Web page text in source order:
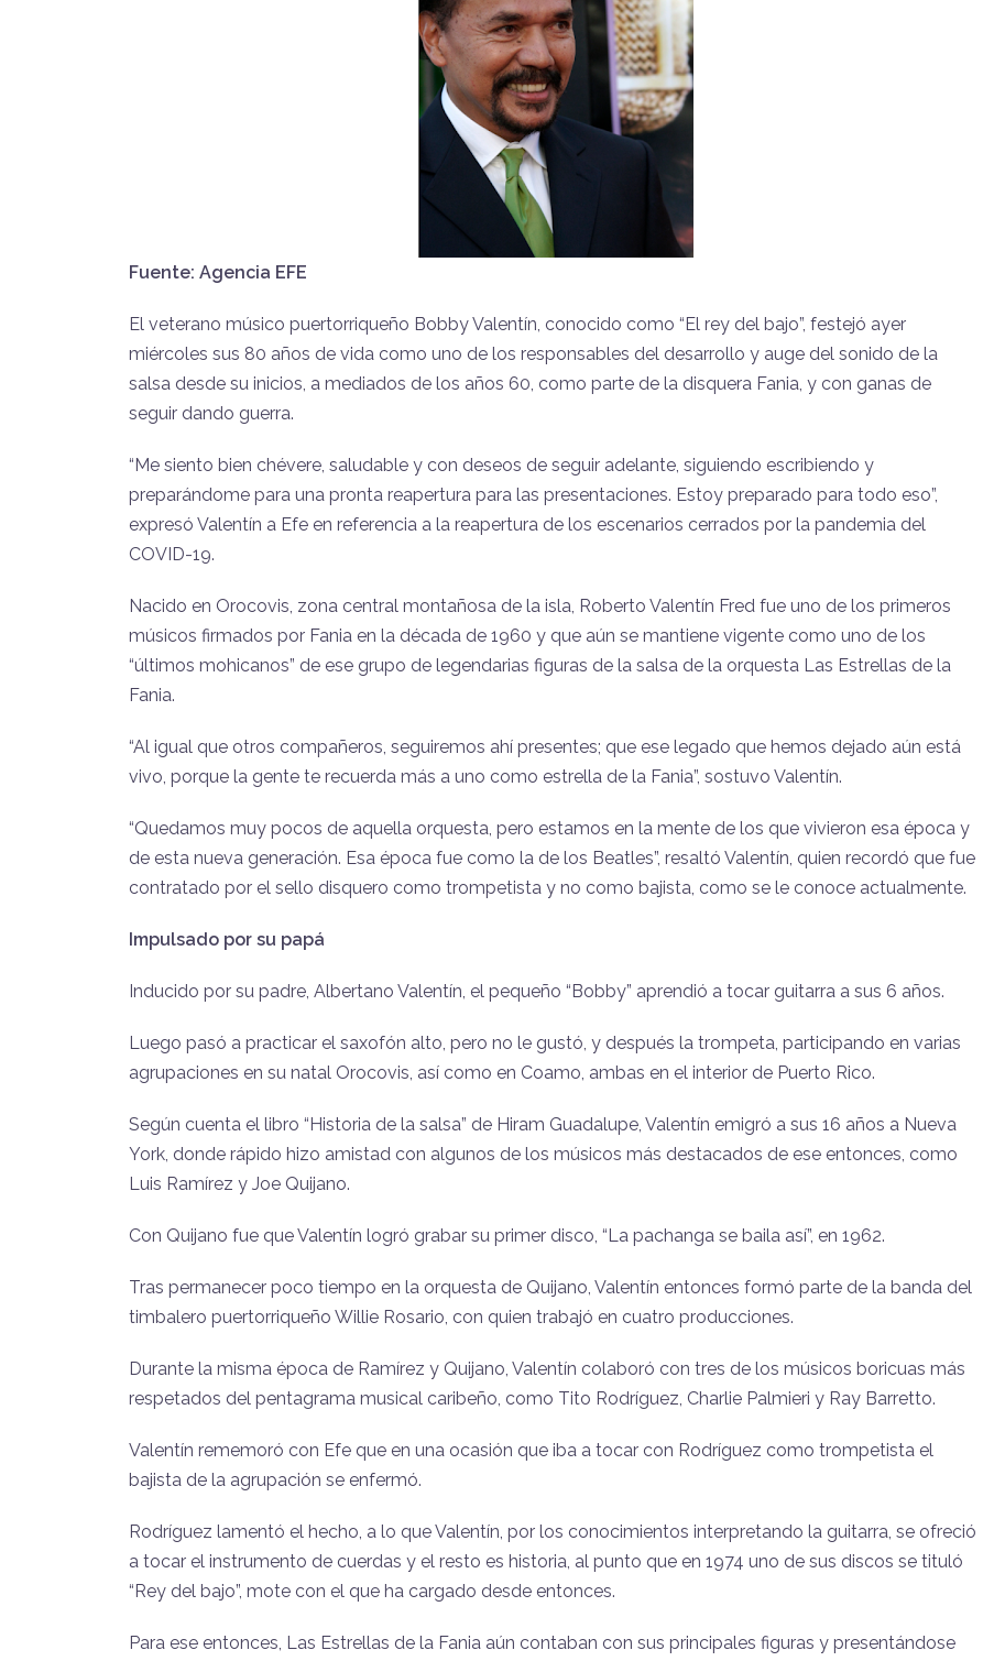
Fuente: Agencia EFE
El veterano músico puertorriqueño Bobby Valentín, conocido como “El rey del bajo”, festejó ayer
miércoles sus 80 años de vida como uno de los responsables del desarrollo y auge del sonido de la
salsa desde su inicios, a mediados de los años 60, como parte de la disquera Fania, y con ganas de
seguir dando guerra.
“Me siento bien chévere, saludable y con deseos de seguir adelante, siguiendo escribiendo y
preparándome para una pronta reapertura para las presentaciones. Estoy preparado para todo eso”,
expresó Valentín a Efe en referencia a la reapertura de los escenarios cerrados por la pandemia del
COVID-19.
Nacido en Orocovis, zona central montañosa de la isla, Roberto Valentín Fred fue uno de los primeros
músicos firmados por Fania en la década de 1960 y que aún se mantiene vigente como uno de los
“últimos mohicanos” de ese grupo de legendarias figuras de la salsa de la orquesta Las Estrellas de la
Fania.
“Al igual que otros compañeros, seguiremos ahí presentes; que ese legado que hemos dejado aún está
vivo, porque la gente te recuerda más a uno como estrella de la Fania”, sostuvo Valentín.
“Quedamos muy pocos de aquella orquesta, pero estamos en la mente de los que vivieron esa época y
de esta nueva generación. Esa época fue como la de los Beatles”, resaltó Valentín, quien recordó que fue
contratado por el sello disquero como trompetista y no como bajista, como se le conoce actualmente.
Impulsado por su papá
Inducido por su padre, Albertano Valentín, el pequeño “Bobby” aprendió a tocar guitarra a sus 6 años.
Luego pasó a practicar el saxofón alto, pero no le gustó, y después la trompeta, participando en varias
agrupaciones en su natal Orocovis, así como en Coamo, ambas en el interior de Puerto Rico.
Según cuenta el libro “Historia de la salsa” de Hiram Guadalupe, Valentín emigró a sus 16 años a Nueva
York, donde rápido hizo amistad con algunos de los músicos más destacados de ese entonces, como
Luis Ramírez y Joe Quijano.
Con Quijano fue que Valentín logró grabar su primer disco, “La pachanga se baila así”, en 1962.
Tras permanecer poco tiempo en la orquesta de Quijano, Valentín entonces formó parte de la banda del
timbalero puertorriqueño Willie Rosario, con quien trabajó en cuatro producciones.
Durante la misma época de Ramírez y Quijano, Valentín colaboró con tres de los músicos boricuas más
respetados del pentagrama musical caribeño, como Tito Rodríguez, Charlie Palmieri y Ray Barretto.
Valentín rememoró con Efe que en una ocasión que iba a tocar con Rodríguez como trompetista el
bajista de la agrupación se enfermó.
Rodríguez lamentó el hecho, a lo que Valentín, por los conocimientos interpretando la guitarra, se ofreció
a tocar el instrumento de cuerdas y el resto es historia, al punto que en 1974 uno de sus discos se tituló
“Rey del bajo”, mote con el que ha cargado desde entonces.
Para ese entonces, Las Estrellas de la Fania aún contaban con sus principales figuras y presentándose